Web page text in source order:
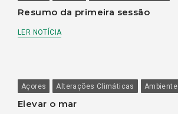
Resumo da primeira sessão
LER NOTÍCIA
Açores Alterações Climáticas Ambiente
Elevar o mar